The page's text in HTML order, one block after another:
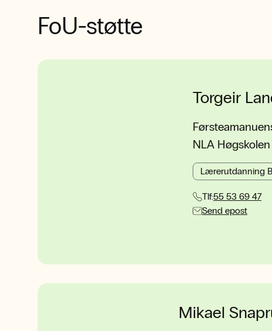
FoU-støtte
Torgeir
NLA
Lærerutdanning
Tlf:55 53 69 47
Send epost
Mikael